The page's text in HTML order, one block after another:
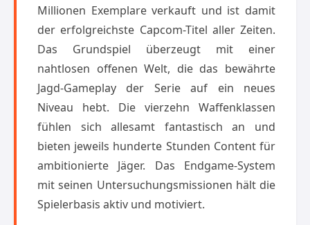
Millionen Exemplare verkauft und ist damit
der erfolgreichste Capcom-Titel aller Zeiten.
Das Grundspiel überzeugt mit einer
nahtlosen offenen Welt, die das bewährte
Jagd-Gameplay der Serie auf ein neues
Niveau hebt. Die vierzehn Waffenklassen
fühlen sich allesamt fantastisch an und
bieten jeweils hunderte Stunden Content für
ambitionierte Jäger. Das Endgame-System
mit seinen Untersuchungsmissionen hält die
Spielerbasis aktiv und motiviert.